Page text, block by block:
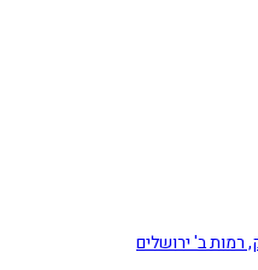
רמות ב' ירושלים